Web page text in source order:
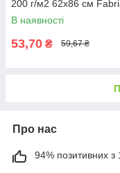
200 г/м2 62х86 см
В наявності
53,70 ₴ 59,67 ₴
Про нас
94% позитивних з